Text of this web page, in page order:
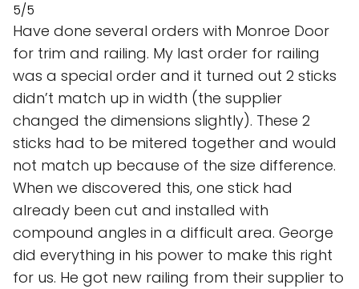
5/5
Have done several orders with Monroe Door
for trim and railing. My last order for railing
was a special order and it turned out 2 sticks
didn’t match up in width (the supplier
changed the dimensions slightly). These 2
sticks had to be mitered together and would
not match up because of the size difference.
When we discovered this, one stick had
already been cut and installed with
compound angles in a difficult area. George
did everything in his power to make this right
for us. He got new railing from their supplier to